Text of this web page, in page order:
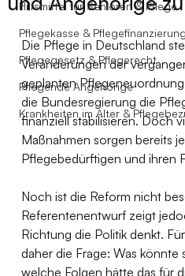
Hilfsmittel für Senioren & Pflege
Pflegekasse & Pflegefinanzierung
Pflegegesetz & Pflegerecht
Pflegende Angehörige
Krankheiten im Alter &
Die Pflege in Deutschland
Veränderungen der
geplanten
die Bundesregierung die
finanziell stabilisieren. Doch
Maßnahmen sorgen bereits
Pflegebedürftigen und ihren
Noch ist die Reform nicht
Referentenentwurf zeigt
Richtung die Politik denkt.
daher die Frage: Was
welche Folgen hätte das für